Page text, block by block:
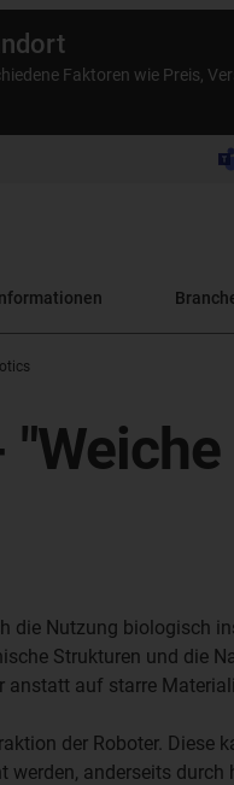
Faktoren wie Preis,
die Nutzung biologisch
Strukturen und die
anstatt auf starre
der Roboter. Diese
werden, anderseits